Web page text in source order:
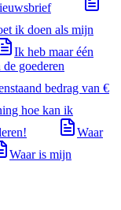
ik doen als mijn
Ik heb maar één
goederen
bedrag van €
hoe kan ik
Waar
Waar is mijn